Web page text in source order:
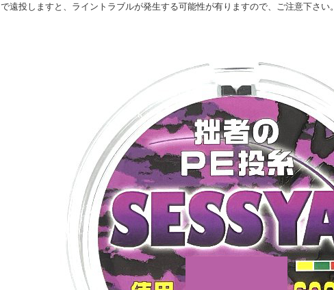
で遠投しますと、ライントラブルが発生する可能性が有りますので、ご注意下さい。